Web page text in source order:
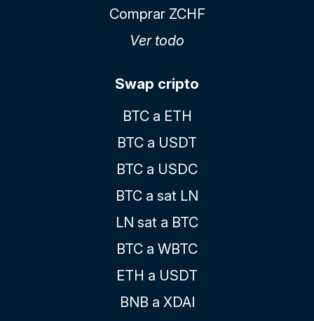
Comprar ZCHF
Ver todo
Swap cripto
BTC a ETH
BTC a USDT
BTC a USDC
BTC a sat LN
LN sat a BTC
BTC a WBTC
ETH a USDT
BNB a XDAI